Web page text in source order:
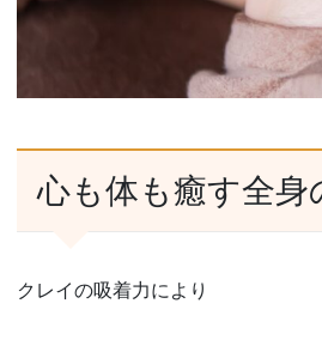
心も体も癒す全身
クレイの吸着力により